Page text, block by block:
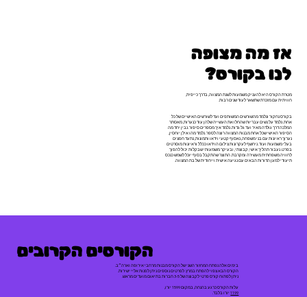
אז מה מצופה
לנו בקורס?
בקורס נחקור ונלמד מהשורשים המשותפים ועד לשורשים האישיים של כל
אחת. נלמד על נשים עבריות שהחלו את העשייה שלהן עוד כנערות, מאסתר
המלכה דרך גולדה מאיר ועד גל גדות. נלמד איך מספרים סיפור. נבין יחד מה
הסיפור האישי שכל אחת מבנות המצווה רוצה לספר. נלמד מהו אילן יוחסין,
נערוך ראיונות עם בני משפחה, נאסוף קטעי וידאו ותמונות, נתעד חפצים
בעלי משמעות ועוד. ניחשף לעקרונות צילום הוידאו ככלל וראיונות מוסרטים
בפרט. נעבור תהליך אישי, קבוצתי, ובעיקר משמעותי שבקלות יכול להפוך
לחוויה משפחתית מעשירה ומקרבת. התוצר שהתקבל בסוף יוכל לשמש כנכס
תיעודי למען הדורות הבאים עם נגיעה אישית וייחודית של בת המצווה.
מטרת הקורס היא להעניק משמעות לשנת המצווה, בדרך כייפית,
חוויתית עם מזכרת שתשאר לעוד שנים רבות.
הקורסים הקרובים
בימים אלה נפתח המחזור השני של הקורס מבנות מרחבי אירופה וארה״ב.
הקורס הבא צפוי להפתח במרץ. לפרטים נוספים ניתן לפנות אליי ישירות.
ניתן לפתוח קורס פרטי לקבוצה של 3-5 חברות בתיאום מועדים מראש.
עלות הקורס כרגע בהנחה, במקום 1599 יורו,
1199יורו בלבד.